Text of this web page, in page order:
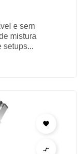
e sem
mistura
setups...

